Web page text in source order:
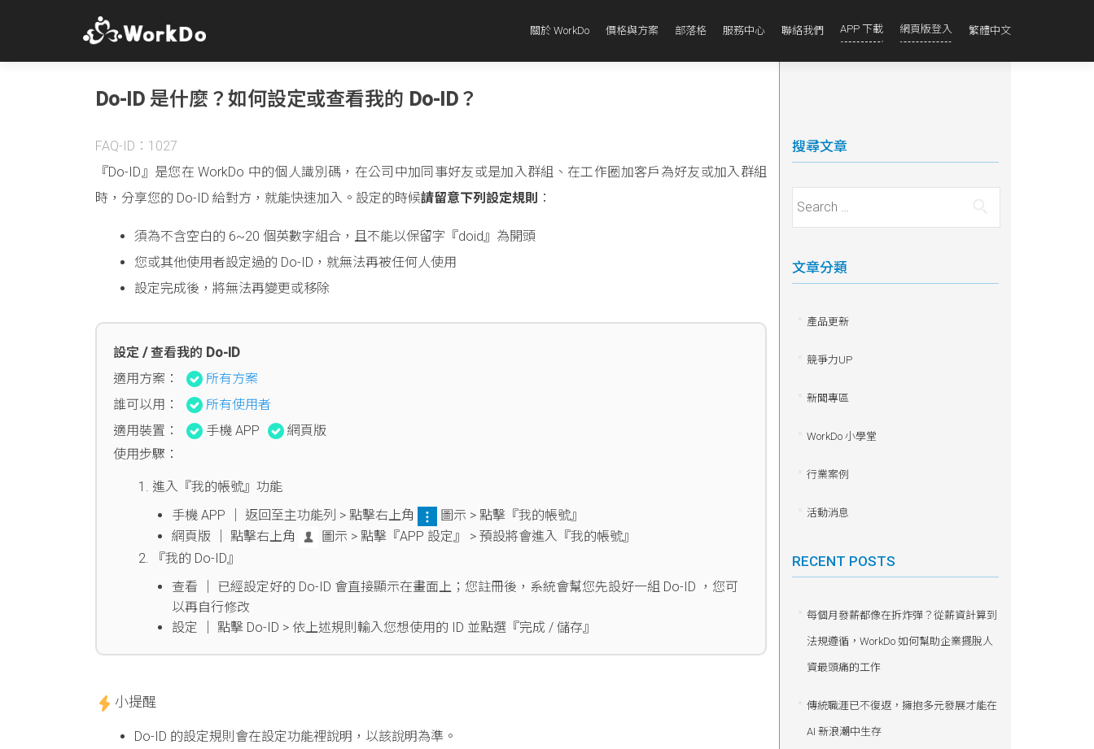
關於 WorkDo 價格與方案 部落格 服務中心 聯絡我們 APP 下載 網頁版登入 繁體中文
Do-ID 是什麼？如何設定或查看我的 Do-ID？
FAQ-ID：1027
『Do-ID』是您在 WorkDo 中的個人識別碼，在公司中加同事好友或是加入群組、在工作圈加客戶為好友或加入群組
時，分享您的 Do-ID 給對方，就能快速加入。設定的時候請留意下列設定規則 ：
須為不含空白的 6~20 個英數字組合，且不能以保留字『doid』為開頭
您或其他使用者設定過的 Do-ID，就無法再被任何人使用
設定完成後，將無法再變更或移除
設定 / 查看我的 Do-ID
適用方案：
所有方案
誰可以用：
所有使用者
適用裝置：
手機 APP
網頁版
使用步驟：
進入『我的帳號』功能
手機 APP │ 返回至主功能列 > 點擊右上角
圖示 > 點擊『我的帳號』
網頁版 │ 點擊右上角
圖示 > 點擊『APP 設定』 > 預設將會進入『我的帳號』
『我的 Do-ID』
查看 │ 已經設定好的 Do-ID 會直接顯示在畫面上；您註冊後，系統會幫您先設好一組 Do-ID ，您可
以再自行修改
設定 │ 點擊 Do-ID > 依上述規則輸入您想使用的 ID 並點選『完成 / 儲存』
小提醒
Do-ID 的設定規則會在設定功能裡說明，以該說明為準。
搜尋文章
Search for:
文章分類
產品更新
競爭力UP
新聞專區
WorkDo 小學堂
行業案例
活動消息
RECENT POSTS
每個月發薪都像在拆炸彈？從薪資計算到
法規遵循，WorkDo 如何幫助企業擺脫人
資最頭痛的工作
傳統職涯已不復返，擁抱多元發展才能在
AI 新浪潮中生存